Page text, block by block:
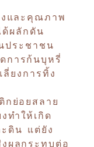
และคุณภาพ
ผลักดัน
ประชาชน
การก้นบุหรี่
ยงการทิ้ง
ย่อยสลาย
ทำให้เกิด
ดิน แต่ยัง
ผลกระทบต่อ